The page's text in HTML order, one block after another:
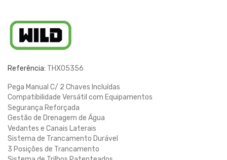
Referência: THX05356
Pega Manual C/ 2 Chaves Incluídas
Compatibilidade Versátil com Equipamentos
Segurança Reforçada
Gestão de Drenagem de Água
Vedantes e Canais Laterais
Sistema de Trancamento Durável
3 Posições de Trancamento